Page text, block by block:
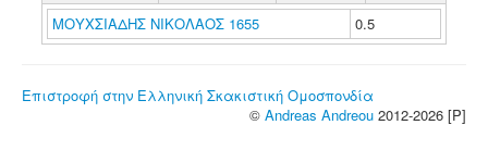
ΜΟΥΧΣΙΑΔΗΣ ΝΙΚΟΛΑΟΣ 1655 0.5
Επιστροφή στην Ελληνική Σκακιστική Ομοσπονδία
© Andreas Andreou 2012-2026 [P]